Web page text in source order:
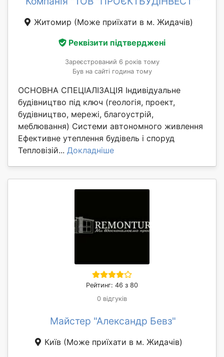
Житомир (Може приїхати в м. Жидачів)
Реквізити підтверджені
Зареєстрований 6 років тому
Був на сайті година тому
ОСНОВНА СПЕЦІАЛІЗАЦІЯ Індивідуальне
будівництво під ключ (геологія, проект,
будівництво, мережі, благоустрій,
меблювання) Системи автономного живлення
Ефективне утеплення будівель і споруд
Тепловізій... Докладніше
Рейтинг: 46 з 80
0 відгуків
Майстер "Александр Бевз"
Київ (Може приїхати в м. Жидачів)